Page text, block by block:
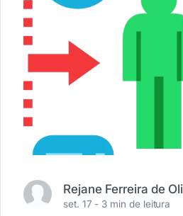
set. 17 - 3 min de leitura